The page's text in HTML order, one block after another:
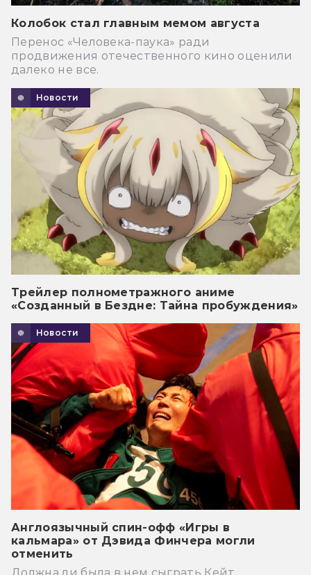
Колобок стал главным мемом августа
Перенос «Человека-паука» ради
продвижения отечественного кино оценили
далеко не все.
Новости
Трейлер полнометражного аниме
«Созданный в Бездне: Тайна пробуждения»
Новости
Англоязычный спин-офф «Игры в
кальмара» от Дэвида Финчера могли
отменить
Должна ли была в нем сыграть Кейт